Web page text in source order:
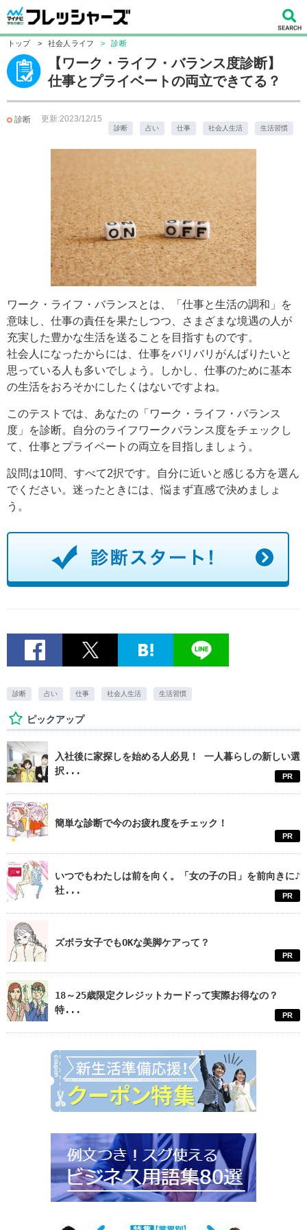
トップ > 社会人ライフ > 診断
【ワーク・ライフ・バランス度診断】
仕事とプライベートの両立できてる？
診断 更新:2023/12/15
診断 占い 仕事 社会人生活 生活習慣
ワーク・ライフ・バランスとは、「仕事と生活の調和」を
意味し、仕事の責任を果たしつつ、さまざまな境遇の人が
充実した豊かな生活を送ることを目指すものです。
社会人になったからには、仕事をバリバリがんばりたいと
思っている人も多いでしょう。しかし、仕事のために基本
の生活をおろそかにしたくはないですよね。
このテストでは、あなたの「ワーク・ライフ・バランス
度」を診断。自分のライフワークバランス度をチェックし
て、仕事とプライベートの両立を目指しましょう。
設問は10問、すべて2択です。自分に近いと感じる方を選ん
でください。迷ったときには、悩まず直感で決めましょ
う。
診断 占い 仕事 社会人生活 生活習慣
ピックアップ
入社後に家探しを始める人必見！ 一人暮らしの新しい選
択...
PR
簡単な診断で今のお疲れ度をチェック！
PR
いつでもわたしは前を向く。「女の子の日」を前向きに♪
社...
PR
ズボラ女子でもOKな美脚ケアって？
PR
18～25歳限定クレジットカードって実際お得なの？
特...
PR